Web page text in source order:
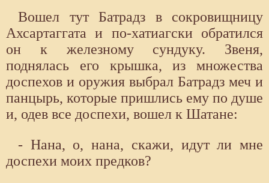
Вошел тут Батрадз в сокровищницу
Ахсартаггата и по-хатиагски обратился
он к железному сундуку. Звеня,
поднялась его крышка, из множества
доспехов и оружия выбрал Батрадз меч и
панцырь, которые пришлись ему по душе
и, одев все доспехи, вошел к Шатане:
- Нана, о, нана, скажи, идут ли мне
доспехи моих предков?